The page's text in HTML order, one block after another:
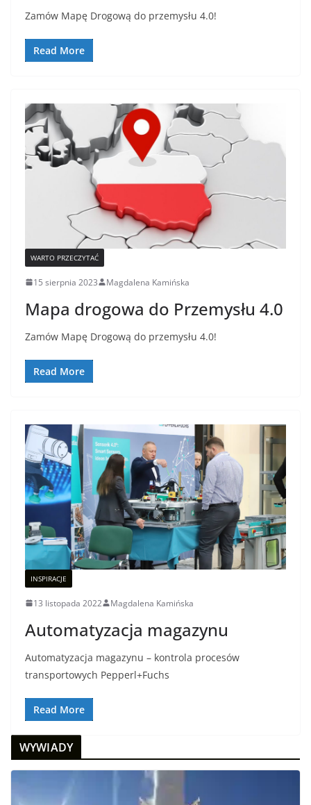
Zamów Mapę Drogową do przemysłu 4.0!
Read More
WARTO PRZECZYTAĆ
15 sierpnia 2023 Magdalena Kamińska
Mapa drogowa do Przemysłu 4.0
Zamów Mapę Drogową do przemysłu 4.0!
Read More
INSPIRACJE
13 listopada 2022 Magdalena Kamińska
Automatyzacja magazynu
Automatyzacja magazynu – kontrola procesów
transportowych Pepperl+Fuchs
Read More
WYWIADY